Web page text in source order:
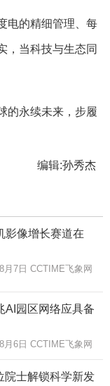
电的精细管理、每
，当科技与生态同
的永续未来，步履
编辑:孙秀杰
影像增长赛道在
月7日 CCTIME飞象网
AI园区网络应具备
月6日 CCTIME飞象网
院士解锁科学新发